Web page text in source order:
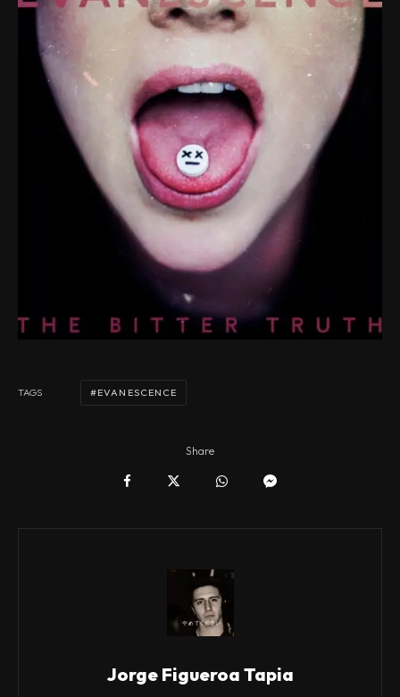
TAGS EVANESCENCE
Share
Jorge Figueroa Tapia